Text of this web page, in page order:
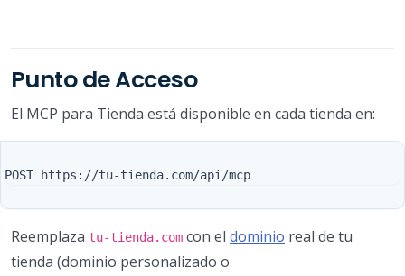
Punto de Acceso
El MCP para Tienda está disponible en cada tienda en:
Reemplaza tu-tienda.com con el dominio real de tu
tienda (dominio personalizado o